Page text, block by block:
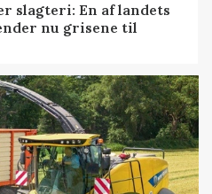
slagteri: En af landets
nu grisene til